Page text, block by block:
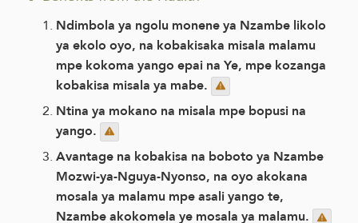
Ndimbola ya ngolu monene ya Nzambe likolo
ya ekolo oyo, na kobakisaka misala malamu
mpe kokoma yango epai na Ye, mpe kozanga
kobakisa misala ya mabe.
Ntina ya mokano na misala mpe bopusi na
yango.
Avantage na kobakisa na boboto ya Nzambe
Mozwi-ya-Nguya-Nyonso, na oyo akokana
mosala ya malamu mpe asali yango te,
Nzambe akokomela ye mosala ya malamu.